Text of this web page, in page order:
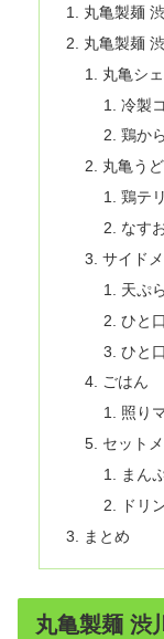
丸亀製麺
丸亀製麺
丸亀シ
冷製
鶏か
丸亀う
鶏テ
なす
サイド
天ぷ
ひと
ひと
ごはん
照り
セット
まん
ドリ
まとめ
丸亀製麺 渋